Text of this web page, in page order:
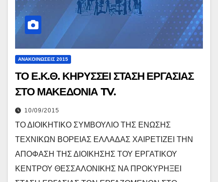
ΑΝΑΚΟΙΝΏΣΕΙΣ 2015
ΤΟ Ε.Κ.Θ. ΚΗΡΥΣΣΕΙ ΣΤΑΣΗ ΕΡΓΑΣΙΑΣ
ΣΤΟ ΜΑΚΕΔΟΝΙΑ TV.
10/09/2015
ΤΟ ΔΙΟΙΚΗΤΙΚΟ ΣΥΜΒΟΥΛΙΟ ΤΗΣ ΕΝΩΣΗΣ
ΤΕΧΝΙΚΩΝ ΒΟΡΕΙΑΣ ΕΛΛΑΔΑΣ ΧΑΙΡΕΤΙΖΕΙ ΤΗΝ
ΑΠΟΦΑΣΗ ΤΗΣ ΔΙΟΙΚΗΣΗΣ ΤΟΥ ΕΡΓΑΤΙΚΟΥ
ΚΕΝΤΡΟΥ ΘΕΣΣΑΛΟΝΙΚΗΣ ΝΑ ΠΡΟΚΥΡΗΞΕΙ